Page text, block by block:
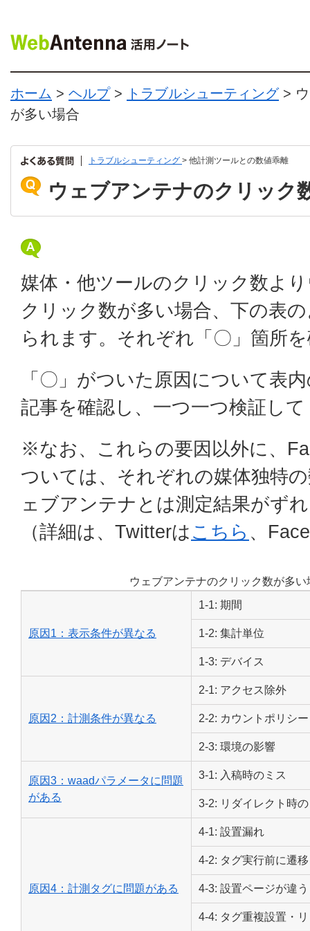
ホーム > ヘルプ> トラブルシューティング> ウ
が多い場合
トラブルシューティング > 他計測ツールとの数値乖離
ウェブアンテナのクリック
媒体・他ツールのクリック数よ
クリック数が多い場合、下の表
られます。それぞれ「〇」箇所
「〇」がついた原因について表
記事を確認し、一つ一つ検証し
※なお、これらの要因以外に、
ついては、それぞれの媒体独特
ェブアンテナとは測定結果がず
（詳細は、Twitterはこちら 、
ウェブアンテナのクリック数が多い
原因1：表示条件が異なる
1-1: 期間
1-2: 集計単位
1-3: デバイス
原因2：計測条件が異なる
2-1: アクセス除外
2-2: カウントポリシー
2-3: 環境の影響
原因3：waadパラメータに問題
がある
3-1: 入稿時のミス
3-2: リダイレクト時
原因4：計測タグに問題がある
4-1: 設置漏れ
4-2: タグ実行前に遷移
4-3: 設置ページが違う
4-4: タグ重複設置・